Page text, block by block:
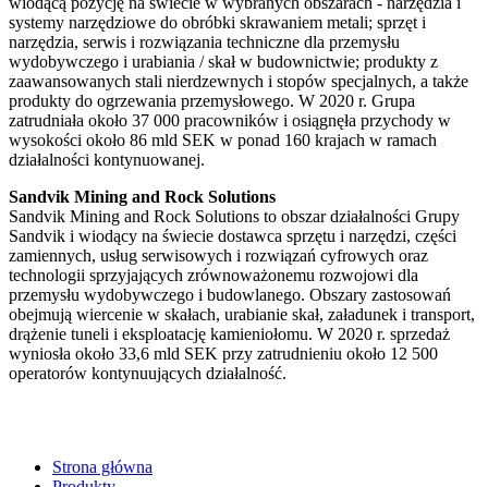
systemy narzędziowe do obróbki skrawaniem metali; sprzęt i
narzędzia, serwis i rozwiązania techniczne dla przemysłu
wydobywczego i urabiania / skał w budownictwie; produkty z
zaawansowanych stali nierdzewnych i stopów specjalnych, a także
produkty do ogrzewania przemysłowego. W 2020 r. Grupa
zatrudniała około 37 000 pracowników i osiągnęła przychody w
wysokości około 86 mld SEK w ponad 160 krajach w ramach
działalności kontynuowanej.
Sandvik Mining and Rock Solutions
Sandvik Mining and Rock Solutions to obszar działalności Grupy
Sandvik i wiodący na świecie dostawca sprzętu i narzędzi, części
zamiennych, usług serwisowych i rozwiązań cyfrowych oraz
technologii sprzyjających zrównoważonemu rozwojowi dla
przemysłu wydobywczego i budowlanego. Obszary zastosowań
obejmują wiercenie w skałach, urabianie skał, załadunek i transport,
drążenie tuneli i eksploatację kamieniołomu. W 2020 r. sprzedaż
wyniosła około 33,6 mld SEK przy zatrudnieniu około 12 500
operatorów kontynuujących działalność.
Strona główna